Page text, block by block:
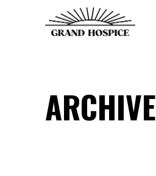
ARCHIVE